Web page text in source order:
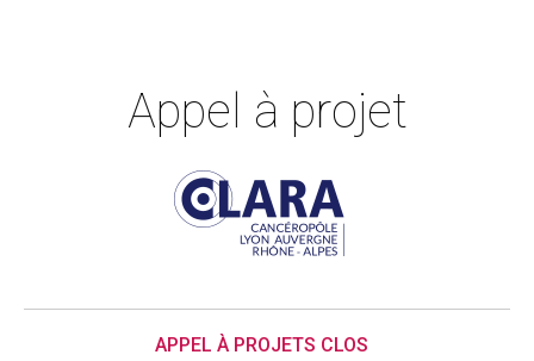
Appel à projet
APPEL À PROJETS CLOS